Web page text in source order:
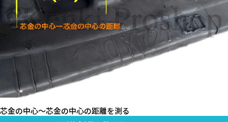
芯金の中心～芯金の中心の距離を測る